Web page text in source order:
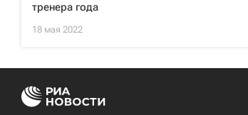
тренера года
18 мая 2022